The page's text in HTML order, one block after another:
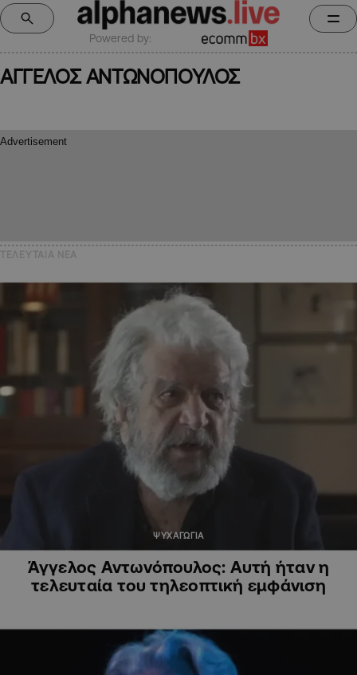
Powered by:
ΑΓΓΕΛΟΣ ΑΝΤΩΝΟΠΟΥΛΟΣ
ΨΥΧΑΓΩΓΙΑ
Άγγελος Αντωνόπουλος: Αυτή ήταν η
τελευταία του τηλεοπτική εμφάνιση